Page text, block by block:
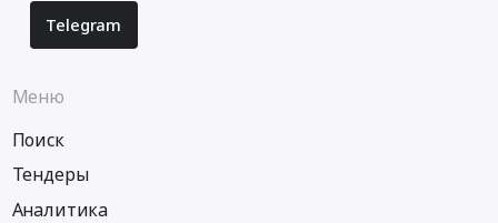
Telegram
Меню
Поиск
Тендеры
Аналитика